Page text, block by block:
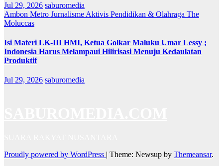
Jul 29, 2026 saburomedia
Ambon Metro Jurnalisme Aktivis Pendidikan & Olahraga The
Moluccas
Isi Materi LK-III HMI, Ketua Golkar Maluku Umar Lessy ;
Indonesia Harus Melampaui Hilirisasi Menuju Kedaulatan
Produktif
Jul 29, 2026 saburomedia
Proudly powered by WordPress | Theme: Newsup by Themeansar.